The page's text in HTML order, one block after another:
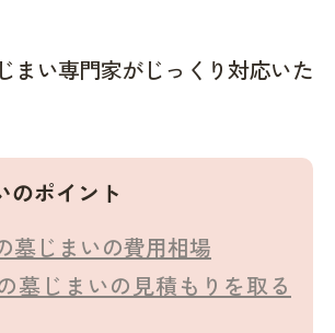
まい専門家がじっくり対応いた
のポイント
墓じまいの費用相場
墓じまいの見積もりを取る